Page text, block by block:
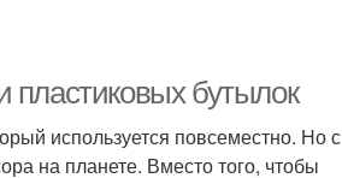
пластиковых бутылок
используется повсеместно. Но с
на планете. Вместо того, чтобы